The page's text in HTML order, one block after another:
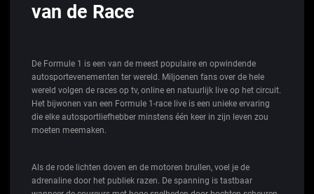
van de Race
De Formule 1 is een van de meest populaire en opwindende
autosportevenementen ter wereld. Miljoenen fans over de hele
wereld volgen de races op tv, online en natuurlijk live op het circuit.
Het bijwonen van een Formule 1-race live is een unieke ervaring
die elke autosportliefhebber minstens één keer in zijn leven zou
moeten meemaken.
Als de rode lichten doven en de motoren brullen, voel je de
adrenaline door het publiek razen. De spanning is tastbaar